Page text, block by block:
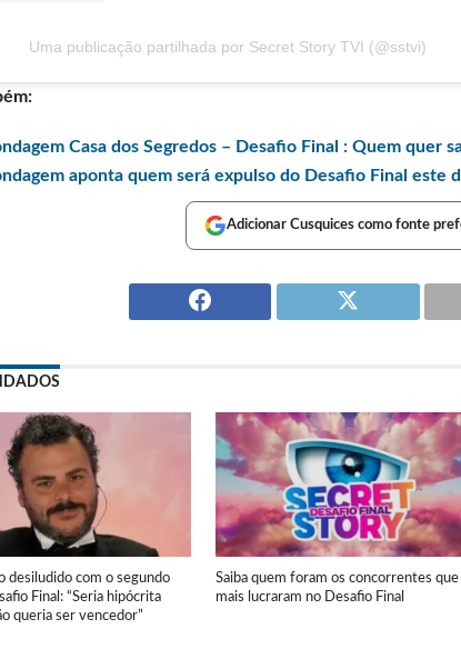
Uma publicação partilhada por Secret Story TVI (@sstvi)
Casa dos Segredos – Desafio Final : Quem quer
aponta quem será expulso do Desafio Final este
Adicionar Cusquices como fonte
desiludido com o segundo
Final: “Seria hipócrita
queria ser vencedor”
Saiba quem foram os concorrentes que
mais lucraram no Desafio Final